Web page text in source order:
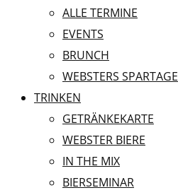
ALLE TERMINE
EVENTS
BRUNCH
WEBSTERS SPARTAGE
TRINKEN
GETRÄNKEKARTE
WEBSTER BIERE
IN THE MIX
BIERSEMINAR